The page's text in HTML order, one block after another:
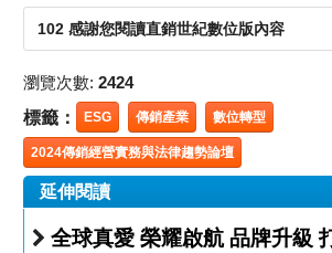
102 感謝您閱讀直銷世紀數位版內容
瀏覽次數: 2424
標籤： ESG 傳銷產業 數位轉型
2024傳銷經營實務與法律趨勢論壇
延伸閱讀
全球真愛 榮耀啟航 品牌升級 打造新世代事